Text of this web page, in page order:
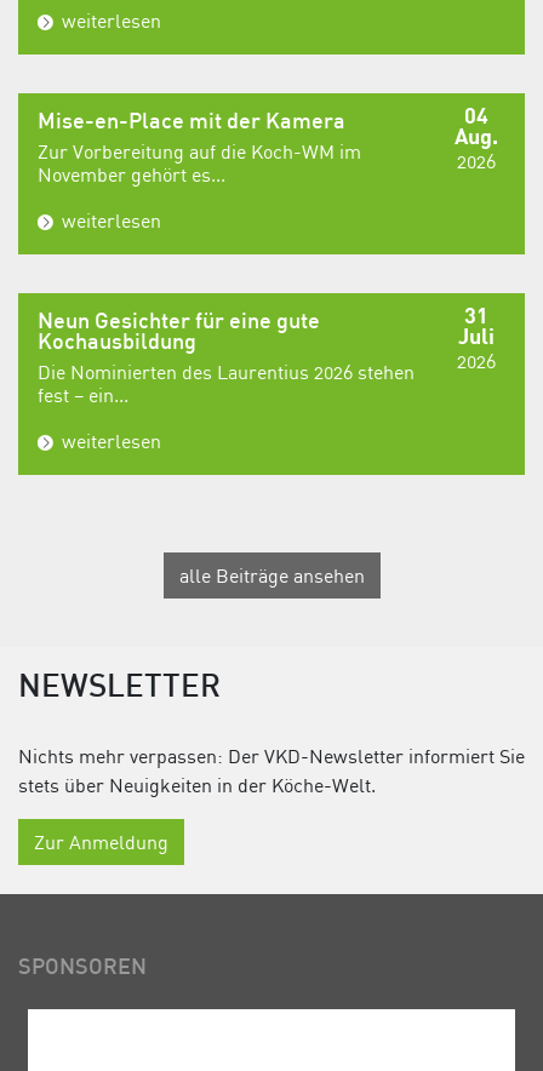
weiterlesen
04
Aug.
2026
Mise-en-Place mit der Kamera
Zur Vorbereitung auf die Koch-WM im
November gehört es...
weiterlesen
31
Juli
2026
Neun Gesichter für eine gute
Kochausbildung
Die Nominierten des Laurentius 2026 stehen
fest – ein...
weiterlesen
alle Beiträge ansehen
NEWSLETTER
Nichts mehr verpassen: Der VKD-Newsletter informiert Sie
stets über Neuigkeiten in der Köche-Welt.
Zur Anmeldung
SPONSOREN